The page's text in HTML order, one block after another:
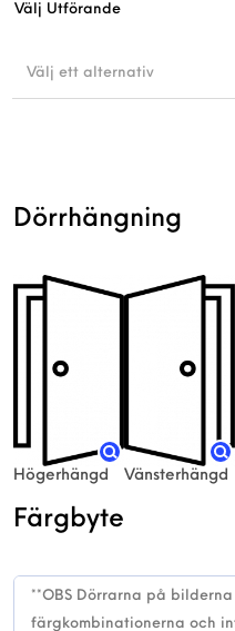
Välj Utförande
Välj ett alternativ
Dörrhängning
Högerhängd Vänsterhängd
Färgbyte